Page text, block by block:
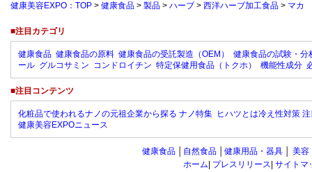
健康美容EXPO：TOP > 健康食品 > 製品 > ハーブ > 西洋ハーブ加工食品 > マカ
■注目カテゴリ
健康食品 健康食品の原料 健康食品の受託製造（OEM）
健康食品の試験・分
ール グルコサミン コンドロイチン 特定保健用食品（トクホ） 機能性成分
■注目コンテンツ
化粧品で使われるナノの元祖企業から探る ナノ特集 ヒハツとは冷え性対策
健康美容EXPOニュース
健康食品 自然食品 健康用品・器具 美容
ホーム プレスリリース サイトマ